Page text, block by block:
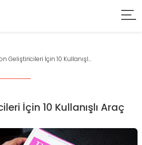
Geliştiricileri İçin 10 Kullanışl...
İçin 10 Kullanışlı Araç